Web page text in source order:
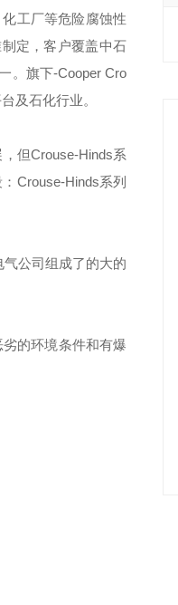
工厂等危险腐蚀性
定，客户覆盖中石
。旗下-Cooper Cro
及石化行业。
但Crouse-Hinds系
Crouse-Hinds系列
气公司组成了的大的
的环境条件和有爆